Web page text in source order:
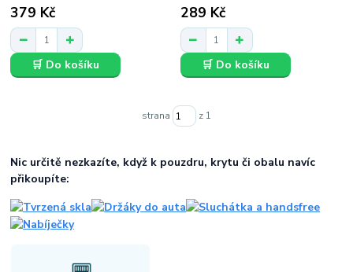
379 Kč
🛒 Do košíku
289 Kč
🛒 Do košíku
strana z 1
Nic určitě nezkazíte, když k pouzdru, krytu či obalu navíc
přikoupíte: